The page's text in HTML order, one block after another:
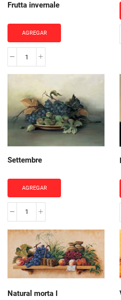
Frutta invernale
AGREGAR
Frutta
invernale
Settembre
AGREGAR
Settembre
cantidad
Natural morta I